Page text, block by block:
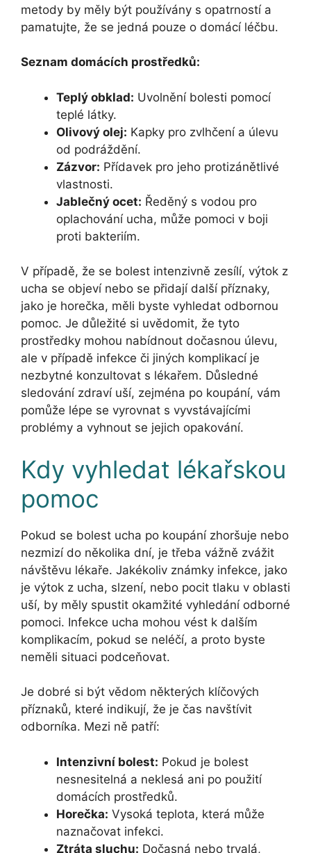
metody by měly být používány s opatrností a
pamatujte, že se jedná pouze o domácí léčbu.
Seznam domácích prostředků:
Teplý obklad: Uvolnění bolesti pomocí
teplé látky.
Olivový olej: Kapky pro zvlhčení a úlevu
od podráždění.
Zázvor: Přídavek pro jeho protizánětlivé
vlastnosti.
Jablečný ocet: Ředěný s vodou pro
oplachování ucha, může pomoci v boji
proti bakteriím.
V případě, že se bolest intenzivně zesílí, výtok z
ucha se objeví nebo se přidají další příznaky,
jako je horečka, měli byste vyhledat odbornou
pomoc. Je důležité si uvědomit, že tyto
prostředky mohou nabídnout dočasnou úlevu,
ale v případě infekce či jiných komplikací je
nezbytné konzultovat s lékařem. Důsledné
sledování zdraví uší, zejména po koupání, vám
pomůže lépe se vyrovnat s vyvstávajícími
problémy a vyhnout se jejich opakování.
Kdy vyhledat lékařskou
pomoc
Pokud se bolest ucha po koupání zhoršuje nebo
nezmizí do několika dní, je třeba vážně zvážit
návštěvu lékaře. Jakékoliv známky infekce, jako
je výtok z ucha, slzení, nebo pocit tlaku v oblasti
uší, by měly spustit okamžité vyhledání odborné
pomoci. Infekce ucha mohou vést k dalším
komplikacím, pokud se neléčí, a proto byste
neměli situaci podceňovat.
Je dobré si být vědom některých klíčových
příznaků, které indikují, že je čas navštívit
odborníka. Mezi ně patří:
Intenzivní bolest: Pokud je bolest
nesnesitelná a neklesá ani po použití
domácích prostředků.
Horečka: Vysoká teplota, která může
naznačovat infekci.
Ztráta sluchu: Dočasná nebo trvalá,